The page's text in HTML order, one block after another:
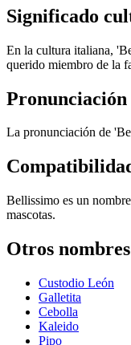
Significado
En la cultura italiana,
querido miembro de la
Pronunciación
La pronunciación de
Bellissimo es un
mascotas.
Otros
Custodio León
Galletita
Cebolla
Kaleido
Pipo